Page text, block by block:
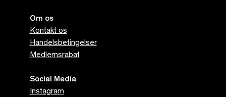
Om os
Kontakt os
Handelsbetingelser
Medlemsrabat
Social Media
Instagram